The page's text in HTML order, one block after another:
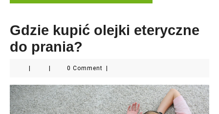
Gdzie kupić olejki eteryczne
do prania?
0 Comment